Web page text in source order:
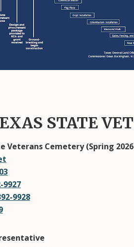
STATE
Veterans Cemetery (Spring
9927
9928